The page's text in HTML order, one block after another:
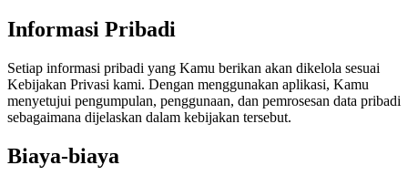
Informasi Pribadi
Setiap informasi pribadi yang Kamu berikan akan dikelola sesuai
Kebijakan Privasi kami. Dengan menggunakan aplikasi, Kamu
menyetujui pengumpulan, penggunaan, dan pemrosesan data pribadi
sebagaimana dijelaskan dalam kebijakan tersebut.
Biaya-biaya